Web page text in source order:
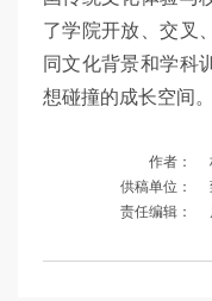
了学院开放、交叉
同文化背景和学科
想碰撞的成长空间。
作者：
供稿单位：
责任编辑：